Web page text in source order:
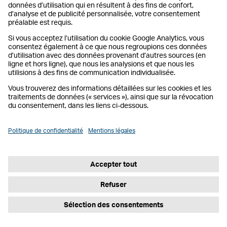
Mentions légales
Indications légales
Politique de confidentialité